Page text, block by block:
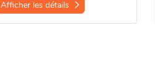
Afficher les détails